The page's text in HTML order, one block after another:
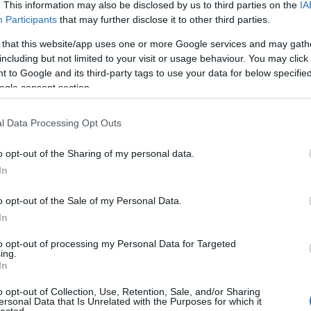
This information may also be disclosed by us to third parties on the
Participants that may further disclose it to other third parties.
that this website/app uses one or more Google services and may
but not limited to your visit or usage behaviour. You may
to Google and its third-party tags to use your data for below
consent section.
Data Processing Opt Outs
opt-out of the Sharing of my personal data.
opt-out of the Sale of my Personal Data.
opt-out of processing my Personal Data for Targeted
opt-out of Collection, Use, Retention, Sale, and/or Sharing
Data that Is Unrelated with the Purposes for which it
a
egy
a
az érintéstől egy az egyben szétmállott a
szomszédja történetén keresztül levont tanulság,
csalódás története ez, amelyben Fitzchen
halála után könyvespolcon, a könyvek
rá.
úgy követhetjük nyomon ennek Rita nevű lánynak
aztán magabízó fiatal lány, aki hódítani és
derülhetünk, aztán az idősödő hölgyet látjuk, aki
is várna? Hiszen hamarosan örök nyugovóra tér,
sok minden - nagyon helyesen - nem érdekli, ami
a lehetőséget, hogy jól oldja meg, hogy ne
vissza rossz szájíz az intézkedése után.